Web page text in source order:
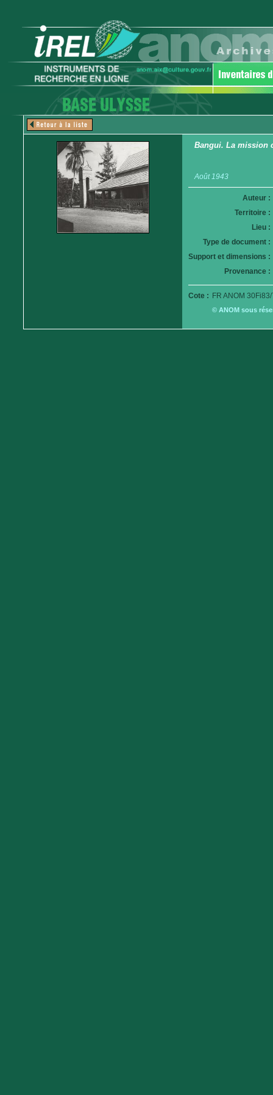
Bangui. La mission
Août 1943
Auteur :
Territoire :
Lieu :
Type de document :
Support et dimensions :
Provenance :
Cote : FR ANOM
© ANOM sous